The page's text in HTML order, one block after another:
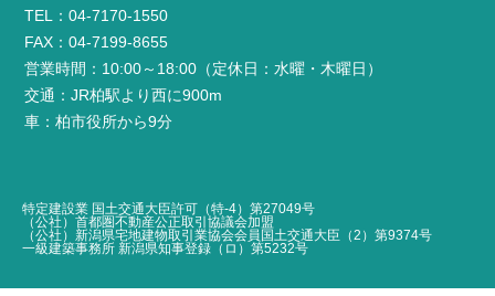
TEL：04-7170-1550
FAX：04-7199-8655
営業時間：10:00～18:00（定休日：水曜・木曜日）
交通：JR柏駅より西に900m
車：柏市役所から9分
特定建設業 国土交通大臣許可（特-4）第27049号
（公社）首都圏不動産公正取引協議会加盟
（公社）新潟県宅地建物取引業協会会員国土交通大臣（2）第9374号
一級建築事務所 新潟県知事登録（ロ）第5232号